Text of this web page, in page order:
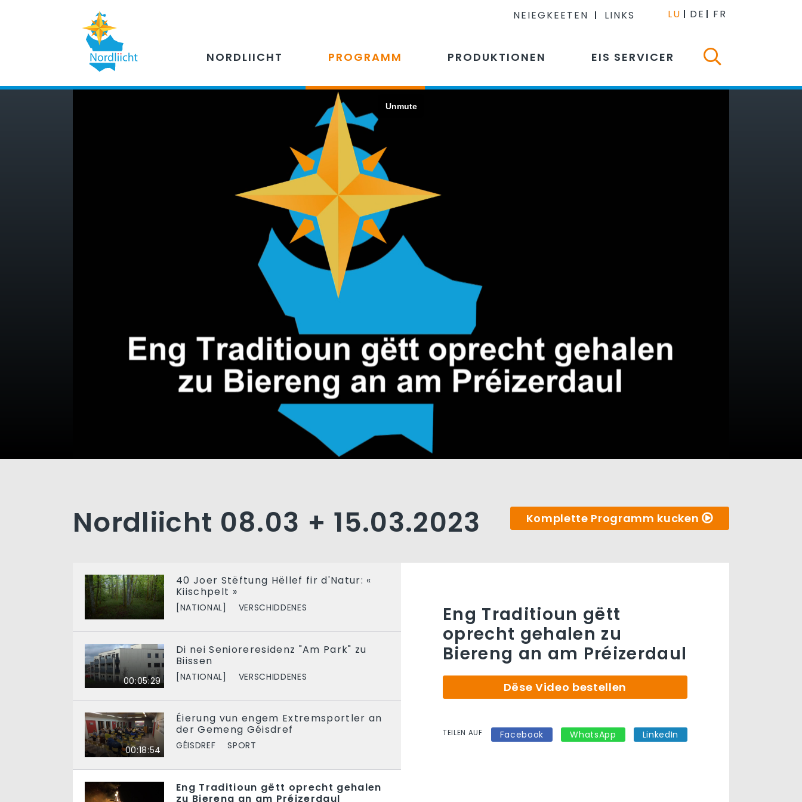
NEIEGKEETEN LINKS LU DE FR
NORDLIICHT PROGRAMM PRODUKTIONEN EIS SERVICER
Nordliicht 08.03 + 15.03.2023 Komplette Programm kucken
40 Joer Stëftung Hëllef fir d'Natur: «
Kiischpelt »
[NATIONAL] VERSCHIDDENES
00:05:29
Di nei Senioreresidenz "Am Park" zu
Biissen
[NATIONAL] VERSCHIDDENES
00:18:54
Éierung vun engem Extremsportler an
der Gemeng Géisdref
GÉISDREF SPORT
Eng Traditioun gëtt oprecht gehalen
zu Biereng an am Préizerdaul
Eng Traditioun gëtt
oprecht gehalen zu
Biereng an am Préizerdaul
Dëse Video bestellen
TEILEN AUF Facebook WhatsApp LinkedIn